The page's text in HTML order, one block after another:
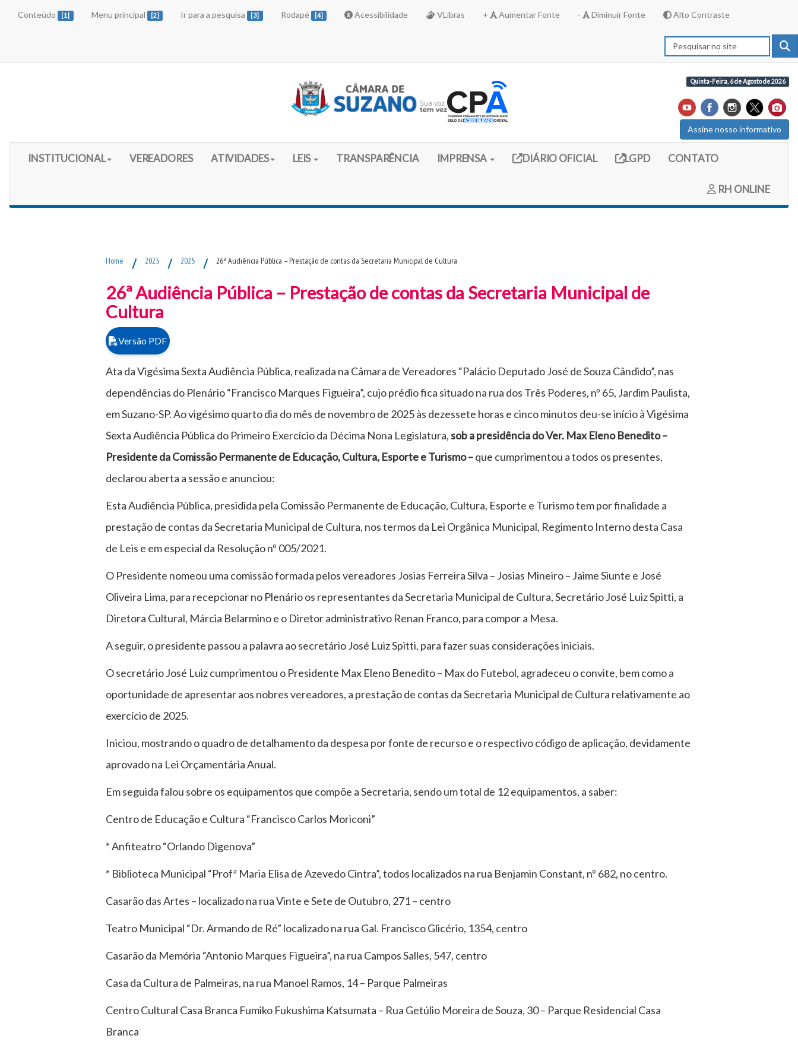
Conteúdo [1] Menu principal [2] Ir para a pesquisa [3] Rodapé [4] Acessibilidade VLibras + Aumentar Fonte - Diminuir Fonte Alto Contraste
Quinta-Feira, 6 de Agosto de 2026
Assine nosso informativo
Início do Menu Principal
INSTITUCIONAL VEREADORES ATIVIDADES LEIS TRANSPARÊNCIA IMPRENSA Link externo (site do diario oficial do legislativo)
DIÁRIO OFICIAL Link externo (site com informações LGPD)
LGPD CONTATO
RH ONLINE
Home / 2025 / 2025 / 26ª Audiência Pública – Prestação de contas da Secretaria Municipal de Cultura
26ª Audiência Pública – Prestação de contas da Secretaria Municipal de
Cultura
Versão PDF
Ata da Vigésima Sexta Audiência Pública, realizada na Câmara de Vereadores “Palácio Deputado José de Souza Cândido”, nas
dependências do Plenário “Francisco Marques Figueira”, cujo prédio fica situado na rua dos Três Poderes, nº 65, Jardim Paulista,
em Suzano-SP. Ao vigésimo quarto dia do mês de novembro de 2025 às dezessete horas e cinco minutos deu-se início à Vigésima
Sexta Audiência Pública do Primeiro Exercício da Décima Nona Legislatura,sob a presidência do Ver. Max Eleno Benedito –
Presidente da Comissão Permanente de Educação, Cultura, Esporte e Turismo –que cumprimentou a todos os presentes,
declarou aberta a sessão e anunciou:
Esta Audiência Pública, presidida pela Comissão Permanente de Educação, Cultura, Esporte e Turismo tem por finalidade a
prestação de contas da Secretaria Municipal de Cultura, nos termos da Lei Orgânica Municipal, Regimento Interno desta Casa
de Leis e em especial da Resolução nº 005/2021.
O Presidente nomeou uma comissão formada pelos vereadores Josias Ferreira Silva – Josias Mineiro – Jaime Siunte e José
Oliveira Lima, para recepcionar no Plenário os representantes da Secretaria Municipal de Cultura, Secretário José Luiz Spitti, a
Diretora Cultural, Márcia Belarmino e o Diretor administrativo Renan Franco, para compor a Mesa.
A seguir, o presidente passou a palavra ao secretário José Luiz Spitti, para fazer suas considerações iniciais.
O secretário José Luiz cumprimentou o Presidente Max Eleno Benedito – Max do Futebol, agradeceu o convite, bem como a
oportunidade de apresentar aos nobres vereadores, a prestação de contas da Secretaria Municipal de Cultura relativamente ao
exercício de 2025.
Iniciou, mostrando o quadro de detalhamento da despesa por fonte de recurso e o respectivo código de aplicação, devidamente
aprovado na Lei Orçamentária Anual.
Em seguida falou sobre os equipamentos que compõe a Secretaria, sendo um total de 12 equipamentos, a saber:
Centro de Educação e Cultura “Francisco Carlos Moriconi”
* Anfiteatro “Orlando Digenova”
* Biblioteca Municipal “Profª Maria Elisa de Azevedo Cintra”, todos localizados na rua Benjamin Constant, nº 682, no centro.
Casarão das Artes – localizado na rua Vinte e Sete de Outubro, 271 – centro
Teatro Municipal “Dr. Armando de Ré” localizado na rua Gal. Francisco Glicério, 1354, centro
Casarão da Memória “Antonio Marques Figueira”, na rua Campos Salles, 547, centro
Casa da Cultura de Palmeiras, na rua Manoel Ramos, 14 – Parque Palmeiras
Centro Cultural Casa Branca Fumiko Fukushima Katsumata – Rua Getúlio Moreira de Souza, 30 – Parque Residencial Casa
Branca